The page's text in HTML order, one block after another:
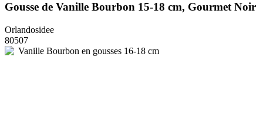
Gousse de Vanille Bourbon 15-18 cm, Gourmet Noir
Orlandosidee
80507